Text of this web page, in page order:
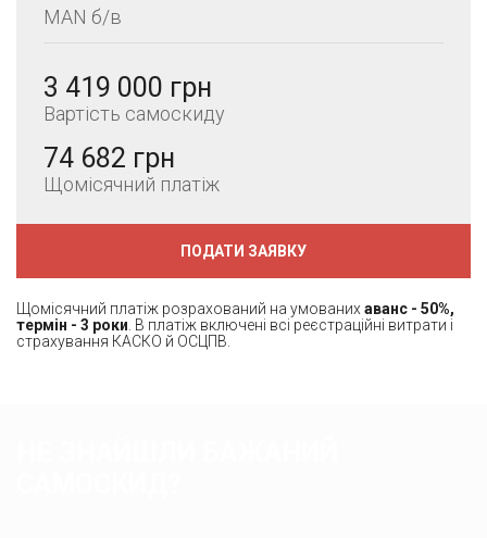
MAN б/в
3 419 000 грн
Вартість самоскиду
74 682 грн
Щомісячний платіж
ПОДАТИ ЗАЯВКУ
Щомісячний платіж розрахований на умованих аванс - 50%,
термін - 3 роки . В платіж включені всі реєстраційні витрати і
страхування КАСКО й ОСЦПВ.